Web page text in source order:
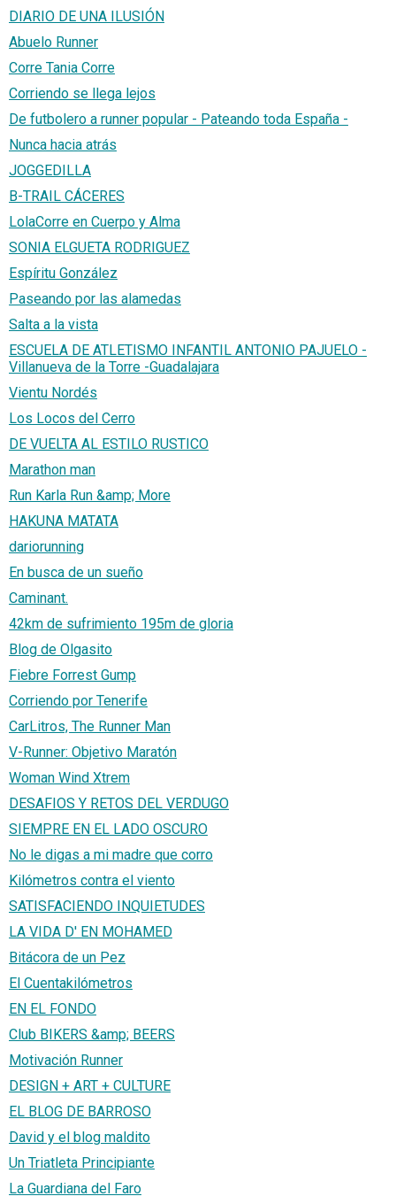
DIARIO DE UNA ILUSIÓN
Abuelo Runner
Corre Tania Corre
Corriendo se llega lejos
De futbolero a runner popular - Pateando toda España -
Nunca hacia atrás
JOGGEDILLA
B-TRAIL CÁCERES
LolaCorre en Cuerpo y Alma
SONIA ELGUETA RODRIGUEZ
Espíritu González
Paseando por las alamedas
Salta a la vista
ESCUELA DE ATLETISMO INFANTIL ANTONIO PAJUELO -
Villanueva de la Torre -Guadalajara
Vientu Nordés
Los Locos del Cerro
DE VUELTA AL ESTILO RUSTICO
Marathon man
Run Karla Run &amp; More
HAKUNA MATATA
dariorunning
En busca de un sueño
Caminant.
42km de sufrimiento 195m de gloria
Blog de Olgasito
Fiebre Forrest Gump
Corriendo por Tenerife
CarLitros, The Runner Man
V-Runner: Objetivo Maratón
Woman Wind Xtrem
DESAFIOS Y RETOS DEL VERDUGO
SIEMPRE EN EL LADO OSCURO
No le digas a mi madre que corro
Kilómetros contra el viento
SATISFACIENDO INQUIETUDES
LA VIDA D' EN MOHAMED
Bitácora de un Pez
El Cuentakilómetros
EN EL FONDO
Club BIKERS &amp; BEERS
Motivación Runner
DESIGN + ART + CULTURE
EL BLOG DE BARROSO
David y el blog maldito
Un Triatleta Principiante
La Guardiana del Faro